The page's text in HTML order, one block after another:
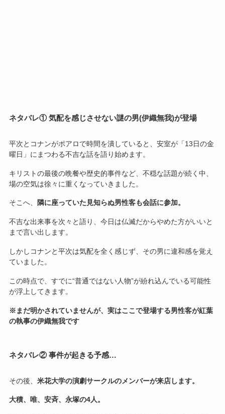
ネタバレ① 気配を感じさせない謎の男(伊織無我)が登場
平次とコナンがポアロで時間を潰していると、安室が「13日の金
曜日」にまつわる不吉な話を語り始めます。
キリストの最後の晩餐や歴史的事件など、不穏な話題が続く中、
場の空気は徐々に重くなっていきました。
そこへ、 隣に座っていた見知らぬ男性客も会話に参加。
不吉な出来事を次々と語り、今日は仏滅だからやめた方がいいと
まで言い出します。
しかしコナンと平次は気配を全く感じず、その男に違和感を覚え
ていました。
この時点で、すでに“普通ではない人物”が紛れ込んでいる可能性
が浮上してきます。
※まだ明かされていませんが、実はここで登場する男性客が紅葉
の執事の伊織無我です
ネタバレ② 事件が起きる予感…
その後、 米花大学の演劇サークルのメンバーが来店します。
大積、唯、安斉、永塚の4人。